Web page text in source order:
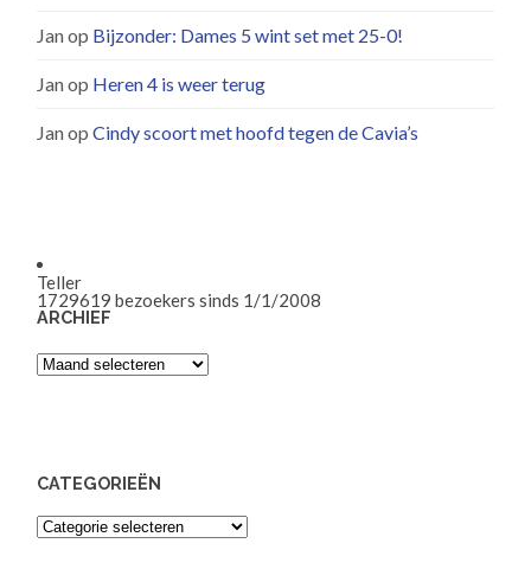
Janop Bijzonder: Dames 5 wint set met 25-0!
Janop Heren 4 is weer terug
JanopCindy scoort met hoofd tegen de Cavia’s
Teller
1729619 bezoekers sinds 1/1/2008
ARCHIEF
Archief
CATEGORIEËN
Categorieën